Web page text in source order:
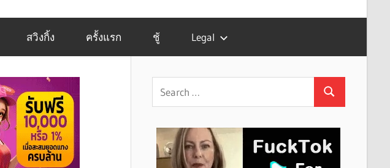
สวิงกิ้ง ครั้งแรก ชู้ Legal